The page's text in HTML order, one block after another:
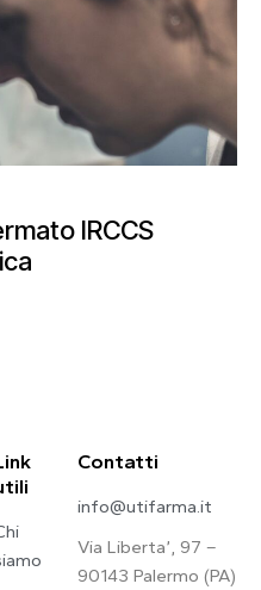
IRCCS
Contatti
info@utifarma.it
Via Liberta’, 97 –
90143 Palermo (PA)